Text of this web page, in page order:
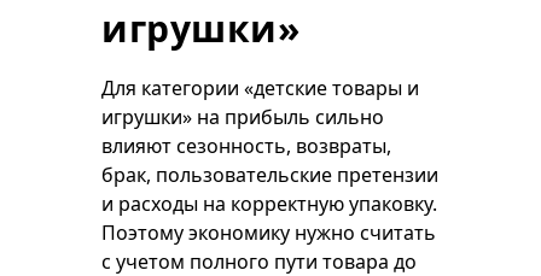
игрушки»
Для категории «детские товары и
игрушки» на прибыль сильно
влияют сезонность, возвраты,
брак, пользовательские претензии
и расходы на корректную упаковку.
Поэтому экономику нужно считать
с учетом полного пути товара до